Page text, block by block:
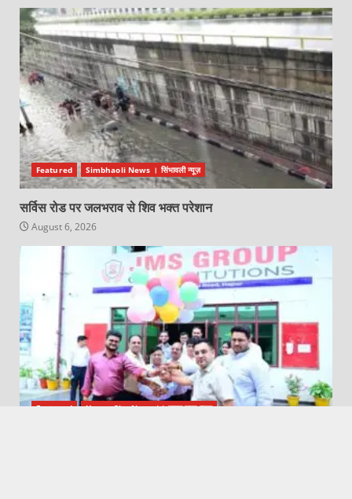
Featured Simbhaoli News । सिंभावली न्यूज़
सर्विस रोड पर जलभराव से शिव भक्त परेशान
August 6, 2026
Featured Hapur City News || हापुड़ शहर न्यूज़